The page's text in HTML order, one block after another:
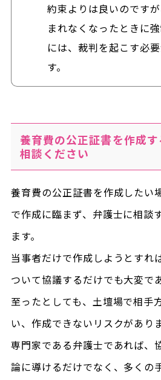
約束よりは良いのです
まれなくなったときに
には、裁判を起こす必
す。
養育費の公正証書を作成
相談ください
養育費の公正証書を作成したい
で作成に臨まず、弁護士に相談
ます。
当事者だけで作成しようとすれ
ついて協議するだけでも大変で
至ったとしても、土壇場で相手
い、作成できないリスクがありま
専門家である弁護士であれば、
論に導けるだけでなく、多くの